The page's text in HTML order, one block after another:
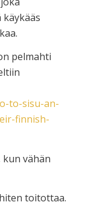
pelmahti
to-sisu-an-
finnish-
kun vähän
toitottaa.